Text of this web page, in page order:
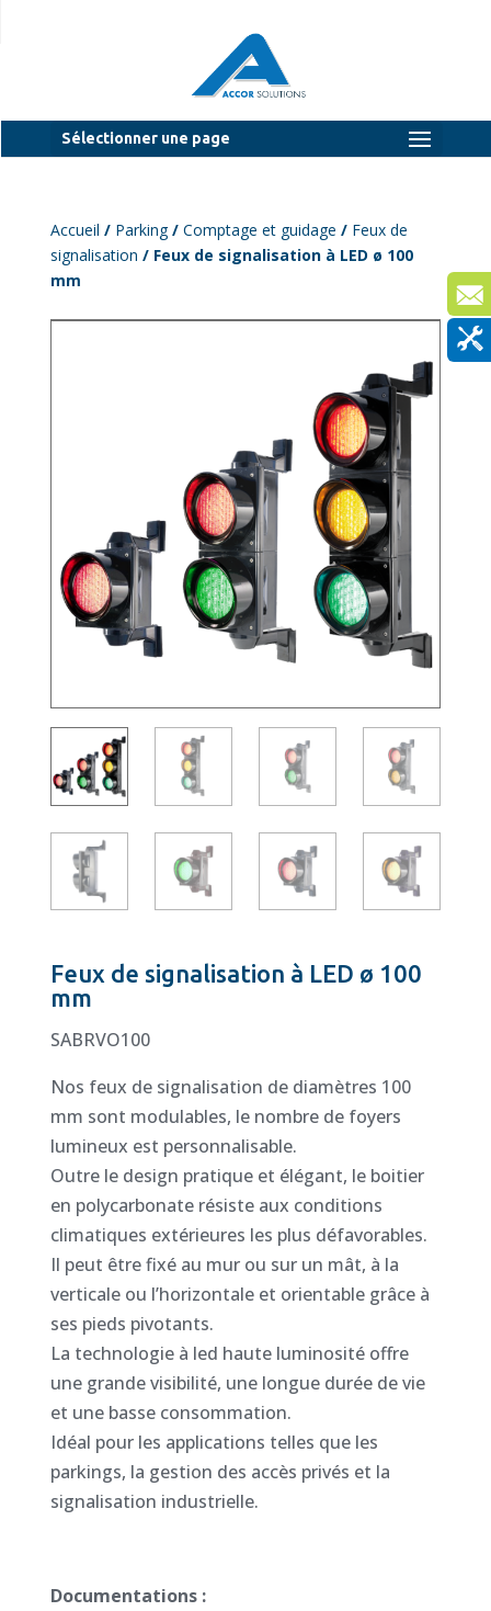
Sélectionner une page
Accueil / Parking/ Comptage et guidage / Feux de
signalisation / Feux de signalisation à LED ø 100
mm
Feux de signalisation à LED ø 100
mm
SABRVO100
Nos feux de signalisation de diamètres 100
mm sont modulables, le nombre de foyers
lumineux est personnalisable.
Outre le design pratique et élégant, le boitier
en polycarbonate résiste aux conditions
climatiques extérieures les plus défavorables.
Il peut être fixé au mur ou sur un mât, à la
verticale ou l’horizontale et orientable grâce à
ses pieds pivotants.
La technologie à led haute luminosité offre
une grande visibilité, une longue durée de vie
et une basse consommation.
Idéal pour les applications telles que les
parkings, la gestion des accès privés et la
signalisation industrielle.
Documentations :